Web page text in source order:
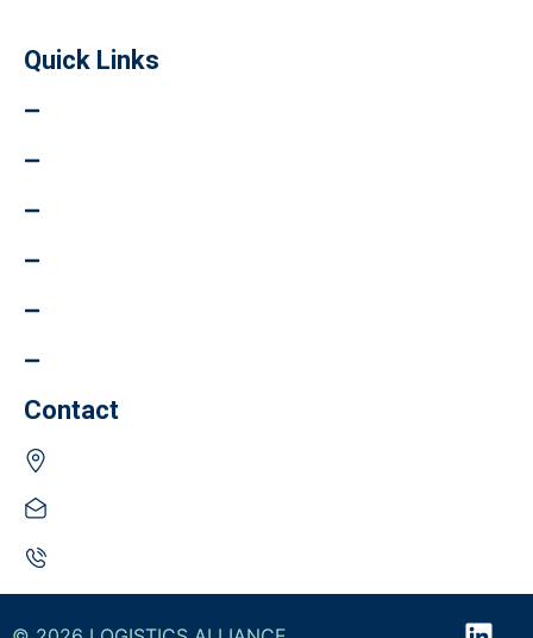
Quick Links
Contact